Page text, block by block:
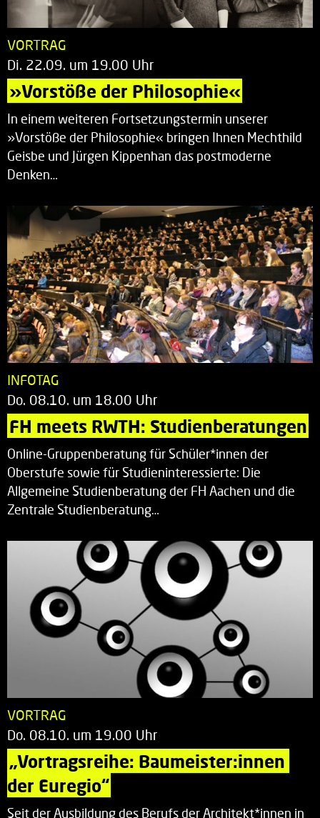
VORTRAG
Di. 22.09. um 19.00 Uhr
»Vorstöße der Philosophie«
In einem weiteren Fortsetzungstermin unserer
»Vorstöße der Philosophie« bringen Ihnen Mechthild
Geisbe und Jürgen Kippenhan das postmoderne
Denken…
INFOTAG
Do. 08.10. um 18.00 Uhr
FH meets RWTH: Studienberatungen
Online-Gruppenberatung für Schüler*innen der
Oberstufe sowie für Studieninteressierte: Die
Allgemeine Studienberatung der FH Aachen und die
Zentrale Studienberatung…
VORTRAG
Do. 08.10. um 19.00 Uhr
„Vortragsreihe: Baumeister:innen
der Euregio“
Seit der Ausbildung des Berufs der Architekt*innen in